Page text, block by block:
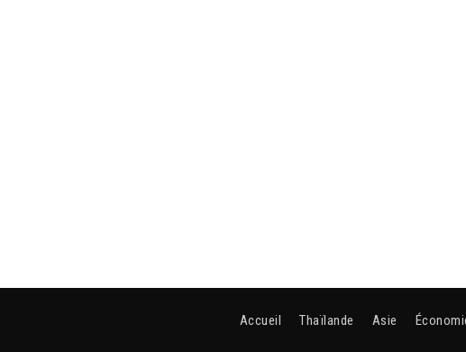
Accueil Thaïlande Asie